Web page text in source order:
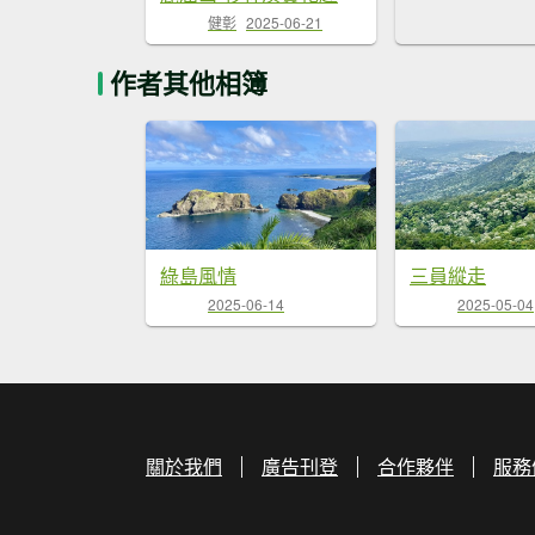
健彰 2025-06-21
作者其他相簿
綠島風情
2025-06-14
三員縱走
2025-05-04
關於我們 廣告刊登 合作夥伴 服